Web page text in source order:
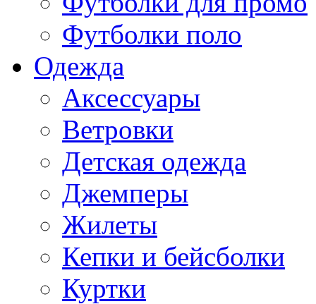
Футболки поло
Одежда
Аксессуары
Ветровки
Детская одежда
Джемперы
Жилеты
Кепки и бейсболки
Куртки